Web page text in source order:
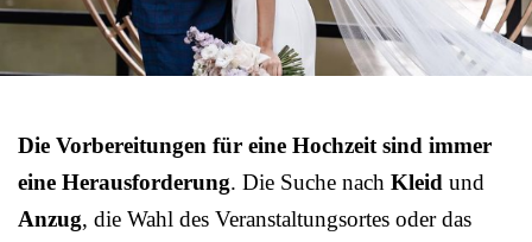
Die Vorbereitungen für eine Hochzeit sind immer
eine Herausforderung. Die Suche nach Kleid und
Anzug, die Wahl des Veranstaltungsortes oder das